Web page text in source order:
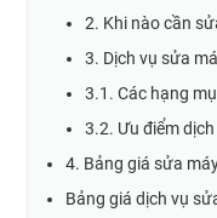
2. Khi nào cần
3. Dịch vụ sửa
3.1. Các hạng
3.2. Ưu điểm dịch
4. Bảng giá sửa
Bảng giá dịch vụ